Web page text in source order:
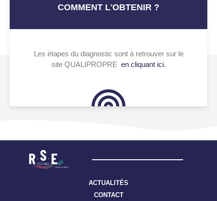
COMMENT L'OBTENIR ?
Les étapes du diagnostic sont à retrouver sur le
site QUALIPROPRE en cliquant ici.
ACTUALITÉS
CONTACT